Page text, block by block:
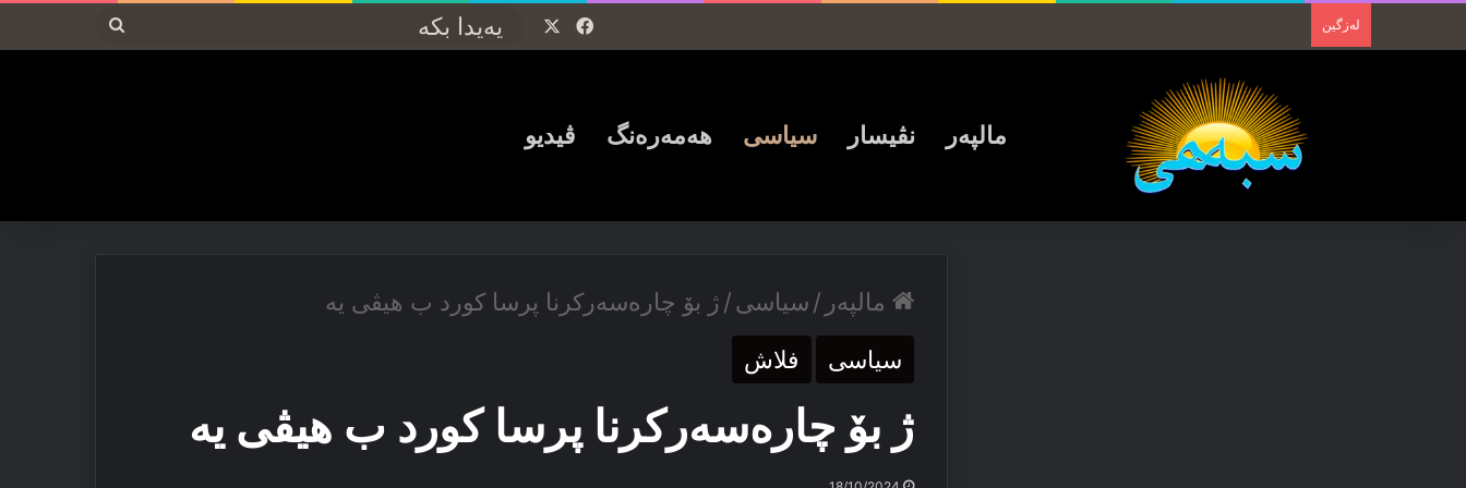
لەزگین Facebook
پەیدا
مالپەر نڤیسار سیاسی ھەمەرەنگ ڤیدیو
مالپەر /سیاسی/ژ بۆ چارەسەرکرنا پرسا کورد ب هیڤی یە
سیاسی فلاش
ژ بۆ چارەسەرکرنا پرسا کورد ب هیڤی یە